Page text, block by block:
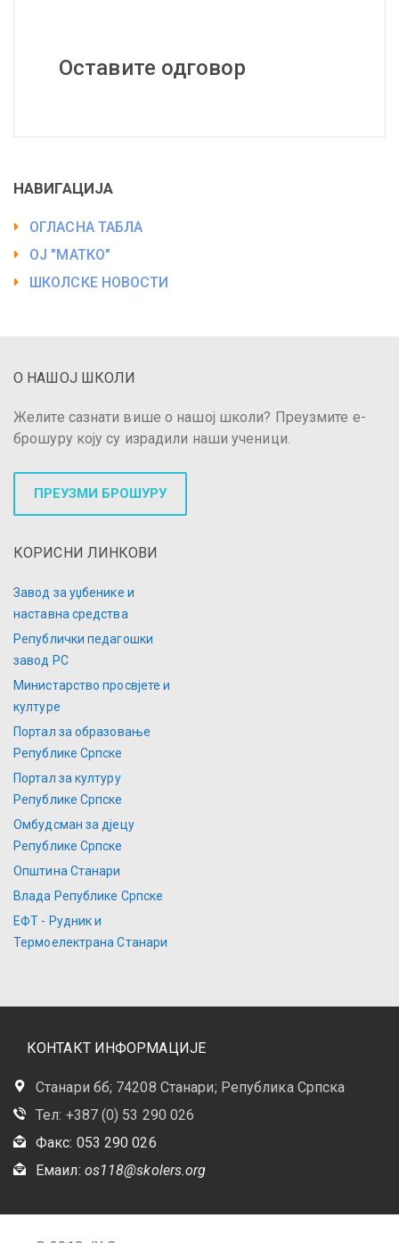
Оставите одговор
НАВИГАЦИЈА
ОГЛАСНА ТАБЛА
ОЈ "МАТКО"
ШКОЛСКЕ НОВОСТИ
О НАШОЈ ШКОЛИ
Желите сазнати више о нашој школи? Преузмите е-
брошуру коју су израдили наши ученици.
ПРЕУЗМИ БРОШУРУ
КОРИСНИ ЛИНКОВИ
Завод за уџбенике и
наставна средства
Републички педагошки
завод РС
Министарство просвјете и
културе
Портал за образовање
Републике Српске
Портал за културу
Републике Српске
Омбудсман за дјецу
Републике Српске
Општина Станари
Влада Републике Српске
ЕФТ - Рудник и
Термоелектрана Станари
КОНТАКТ ИНФОРМАЦИЈЕ
Станари бб; 74208 Станари; Република Српска
Тел: +387 (0) 53 290 026
Факс: 053 290 026
Емаил: os118@skolers.org